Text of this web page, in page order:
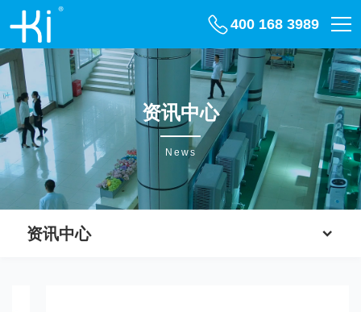
400 168 3989
资讯中心
News
资讯中心